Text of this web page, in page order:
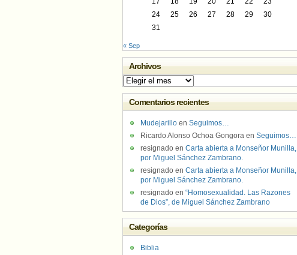
24
25 26 27 28 29
30
31
« Sep
Archivos
Archivos
Comentarios recientes
Mudejarillo en Seguimos…
Ricardo Alonso Ochoa Gongora en Seguimos…
resignado en Carta abierta a Monseñor Munilla,
por Miguel Sánchez Zambrano.
resignado en Carta abierta a Monseñor Munilla,
por Miguel Sánchez Zambrano.
resignado en “Homosexualidad. Las Razones
de Dios”, de Miguel Sánchez Zambrano
Categorías
Biblia